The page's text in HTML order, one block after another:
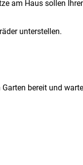
am Haus sollen
unterstellen.
bereit und